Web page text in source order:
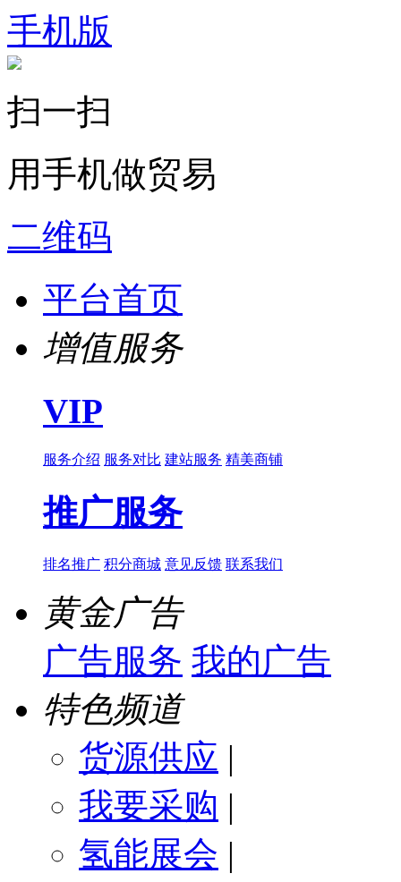
手机版
扫一扫
用手机做贸易
二维码
平台首页
增值服务
VIP
服务介绍 服务对比 建站服务 精美商铺
推广服务
排名推广 积分商城 意见反馈 联系我们
黄金广告
广告服务 我的广告
特色频道
货源供应 |
我要采购 |
氢能展会 |